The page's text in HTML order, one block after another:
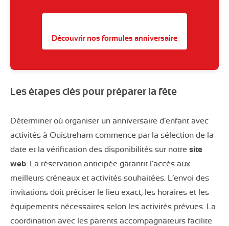
Découvrir nos formules anniversaire
Les étapes clés pour préparer la fête
Déterminer où organiser un anniversaire d’enfant avec
activités à Ouistreham commence par la sélection de la
date et la vérification des disponibilités sur notre site
web . La réservation anticipée garantit l’accès aux
meilleurs créneaux et activités souhaitées. L’envoi des
invitations doit préciser le lieu exact, les horaires et les
équipements nécessaires selon les activités prévues. La
coordination avec les parents accompagnateurs facilite